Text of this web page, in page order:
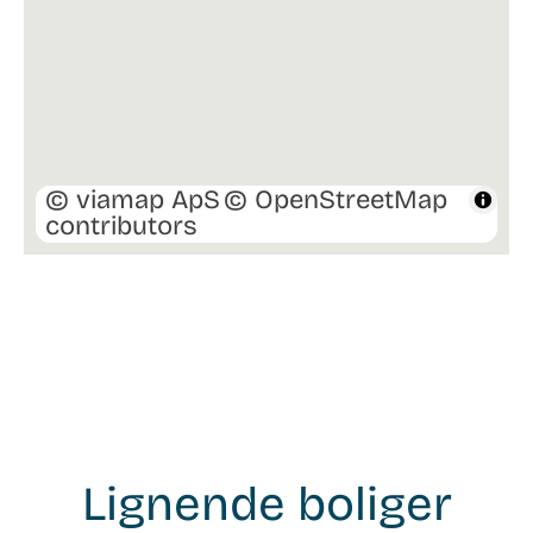
© viamap ApS© OpenStreetMap
contributors
Lignende boliger